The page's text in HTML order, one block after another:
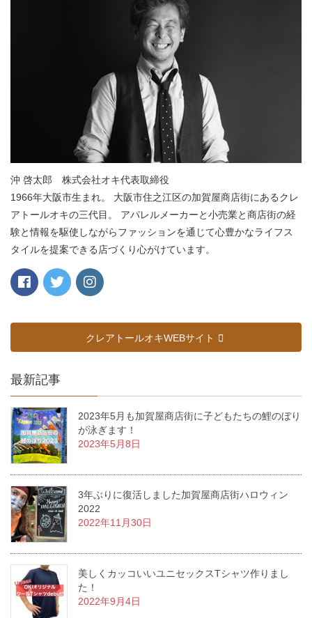
沖 啓太郎 株式会社オキ代表取締役
1966年大阪市生まれ。 大阪市住之江区の加賀屋商店街にあるクレ
アトールオキの三代目。 アパレルメーカーと小売業と商店街の経
験と情報を駆使しながらファッションを通じて心豊かなライフス
タイルを提案できる店づくり心がけています。
クレアトールオキWEBサイト
最新記事
2023年5月も加賀屋商店街に子どもたちの鯉のぼり
が泳ぎます！
2023年5月8日
3年ぶりに復活しました加賀屋商店街ハロウィン
2022
2022年11月30日
美しくカッコいいユニセックスTシャツ作りまし
た！
2022年9月4日